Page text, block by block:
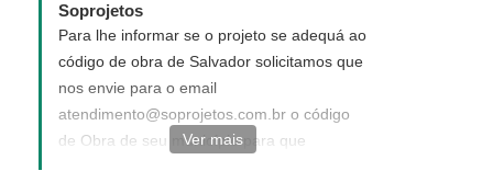
Soprojetos
Para lhe informar se o projeto se adequá ao
código de obra de Salvador solicitamos que
nos envie para o email
atendimento@soprojetos.com.br o código
de Obra de seu município para que
Ver mais